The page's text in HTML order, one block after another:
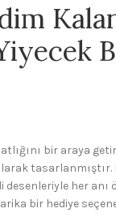
bir araya
tasarlanmıştır.
her anı
bir hediye